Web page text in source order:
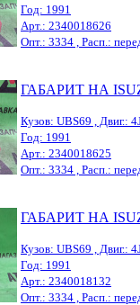
Год: 1991
Арт.: 2340018626
Опт.: 3334 , Расп.:
ГАБАРИТ НА
Кузов: UBS69 , Двиг.:
Год: 1991
Арт.: 2340018625
Опт.: 3334 , Расп.:
ГАБАРИТ НА
Кузов: UBS69 , Двиг.:
Год: 1991
Арт.: 2340018132
Опт.: 3334 , Расп.: